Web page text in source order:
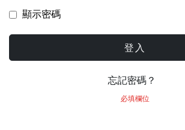
顯示密碼
登入
忘記密碼？